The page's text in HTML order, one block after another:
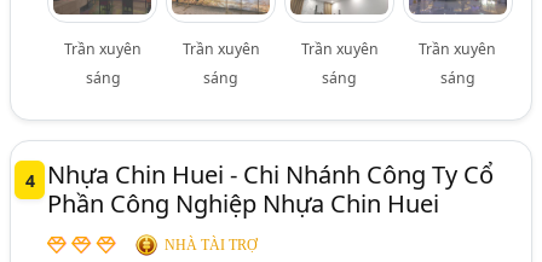
Trần xuyên
sáng
Trần xuyên
sáng
Trần xuyên
sáng
Trần xuyên
sáng
4
Nhựa Chin Huei - Chi Nhánh Công Ty Cổ
Phần Công Nghiệp Nhựa Chin Huei
NHÀ TÀI TRỢ